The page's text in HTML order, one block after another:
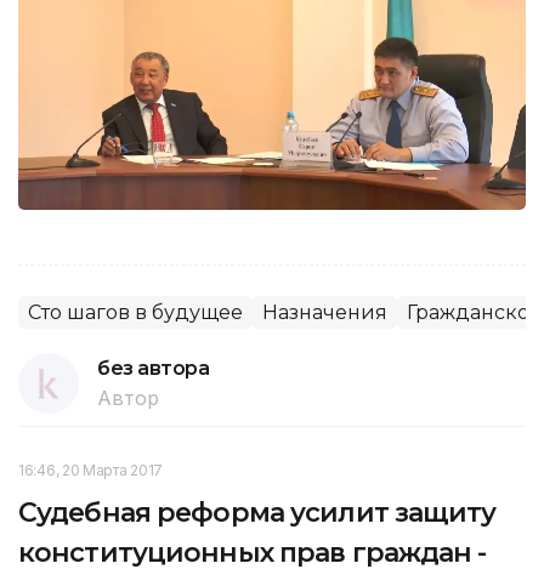
Сто шагов в будущее Назначения
без автора
Автор
16:46, 20 Марта 2017
Судебная реформа усилит защиту
конституционных прав граждан -